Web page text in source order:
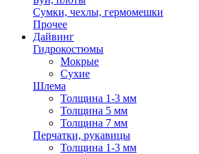
Сумки, чехлы, гермомешки
Прочее
Дайвинг
Гидрокостюмы
Мокрые
Сухие
Шлема
Толщина 1-3 мм
Толщина 5 мм
Толщина 7 мм
Перчатки, рукавицы
Толщина 1-3 мм